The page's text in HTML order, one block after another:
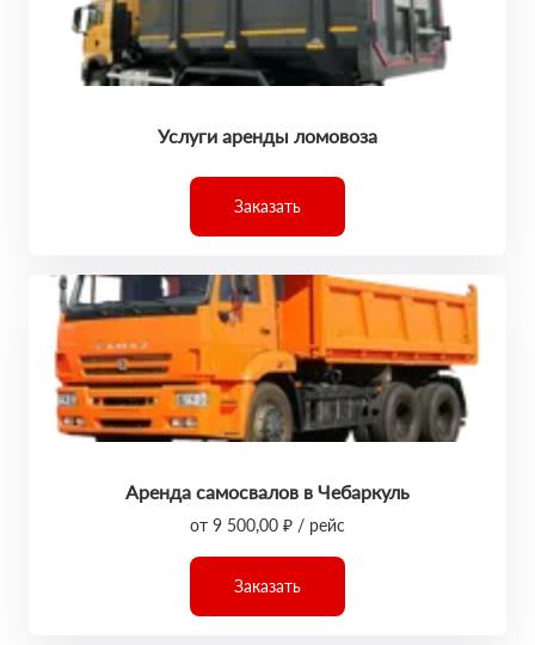
Услуги аренды ломовоза
Заказать
Аренда самосвалов в Чебаркуль
от 9 500,00 ₽ / рейс
Заказать